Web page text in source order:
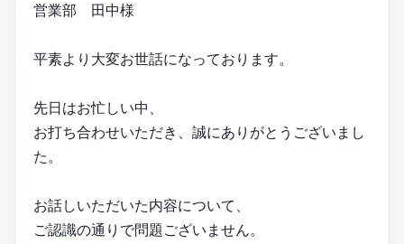
営業部 田中様
平素より大変お世話になっております。
先日はお忙しい中、
お打ち合わせいただき、誠にありがとうございまし
た。
お話しいただいた内容について、
ご認識の通りで問題ございません。